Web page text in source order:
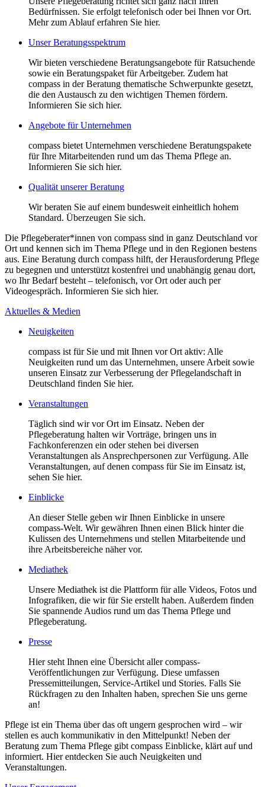
Bedürfnissen. Sie erfolgt telefonisch oder bei Ihnen vor Ort.
Mehr zum Ablauf erfahren Sie hier.
Unser Beratungsspektrum
Wir bieten verschiedene Beratungsangebote für Ratsuchende
sowie ein Beratungspaket für Arbeitgeber. Zudem hat
compass in der Beratung thematische Schwerpunkte gesetzt,
die den Austausch zu den wichtigen Themen fördern.
Informieren Sie sich hier.
Angebote für Unternehmen
compass bietet Unternehmen verschiedene Beratungspakete
für Ihre Mitarbeitenden rund um das Thema Pflege an.
Informieren Sie sich hier.
Qualität unserer Beratung
Wir beraten Sie auf einem bundesweit einheitlich hohem
Standard. Überzeugen Sie sich.
Die Pflegeberater*innen von compass sind in ganz Deutschland vor
Ort und kennen sich im Thema Pflege und in den Regionen bestens
aus. Eine Beratung durch compass hilft, der Herausforderung Pflege
zu begegnen und unterstützt kostenfrei und unabhängig genau dort,
wo Ihr Bedarf besteht – telefonisch, vor Ort oder auch per
Videogespräch. Informieren Sie sich hier.
Aktuelles & Medien
Neuigkeiten
compass ist für Sie und mit Ihnen vor Ort aktiv: Alle
Neuigkeiten rund um das Unternehmen, unsere Arbeit sowie
unseren Einsatz zur Verbesserung der Pflegelandschaft in
Deutschland finden Sie hier.
Veranstaltungen
Täglich sind wir vor Ort im Einsatz. Neben der
Pflegeberatung halten wir Vorträge, bringen uns in
Fachkonferenzen ein oder stehen bei diversen
Veranstaltungen als Ansprechpersonen zur Verfügung. Alle
Veranstaltungen, auf denen compass für Sie im Einsatz ist,
sehen Sie hier.
Einblicke
An dieser Stelle geben wir Ihnen Einblicke in unsere
compass-Welt. Wir gewähren Ihnen einen Blick hinter die
Kulissen des Unternehmens und stellen Mitarbeitende und
ihre Arbeitsbereiche näher vor.
Mediathek
Unsere Mediathek ist die Plattform für alle Videos, Fotos und
Infografiken, die wir für Sie erstellt haben. Außerdem finden
Sie spannende Audios rund um das Thema Pflege und
Pflegeberatung.
Presse
Hier steht Ihnen eine Übersicht aller compass-
Veröffentlichungen zur Verfügung. Diese umfassen
Pressemitteilungen, Service-Artikel und Stories. Falls Sie
Rückfragen zu den Inhalten haben, sprechen Sie uns gerne
an!
Pflege ist ein Thema über das oft ungern gesprochen wird – wir
stellen es auch kommunikativ in den Mittelpunkt! Neben der
Beratung zum Thema Pflege gibt compass Einblicke, klärt auf und
informiert. Hier entdecken Sie auch Neuigkeiten und
Veranstaltungen.